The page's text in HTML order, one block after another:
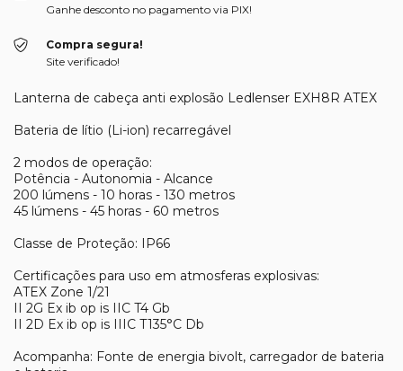
Ganhe desconto no pagamento via PIX!
Compra segura!
Site verificado!
Lanterna de cabeça anti explosão Ledlenser EXH8R ATEX
Bateria de lítio (Li-ion) recarregável
2 modos de operação:
Potência - Autonomia - Alcance
200 lúmens - 10 horas - 130 metros
45 lúmens - 45 horas - 60 metros
Classe de Proteção: IP66
Certificações para uso em atmosferas explosivas:
ATEX Zone 1/21
II 2G Ex ib op is IIC T4 Gb
II 2D Ex ib op is IIIC T135°C Db
Acompanha: Fonte de energia bivolt, carregador de bateria